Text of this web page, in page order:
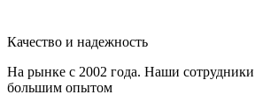
Качество и надежность
На рынке с 2002 года. Наши
большим опытом